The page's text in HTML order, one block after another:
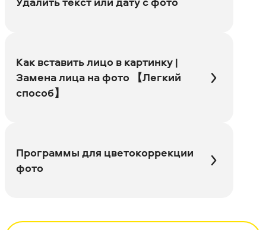
Как вставить лицо в картинку |
Замена лица на фото 【Легкий
способ】
Программы для цветокоррекции
фото